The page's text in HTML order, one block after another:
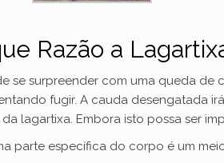
Razão a
se surpreender com uma queda de
fugir. A cauda desengatada
lagartixa. Embora isto possa ser
parte específica do corpo é um